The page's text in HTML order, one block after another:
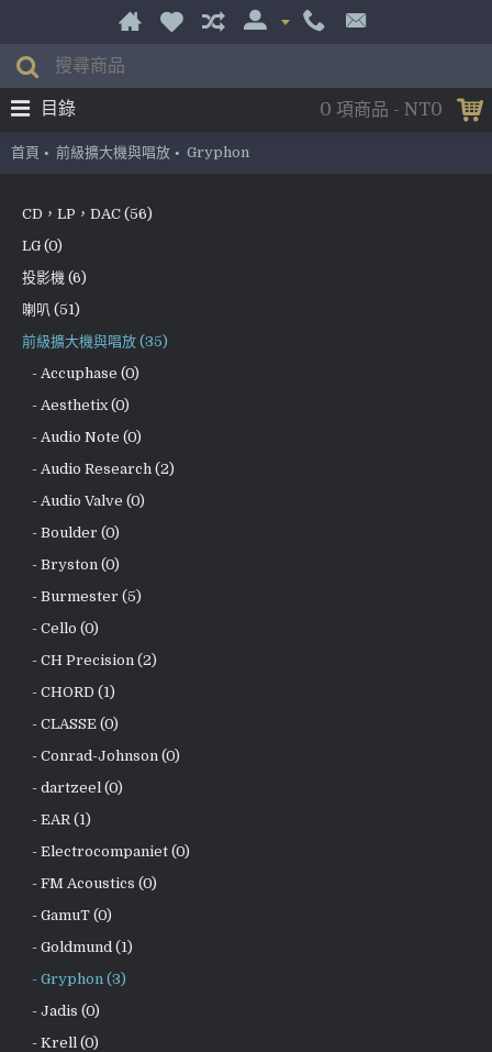
0 項商品 - NT0
目錄
首頁 前級擴大機與唱放 Gryphon
CD，LP，DAC (56)
LG (0)
投影機 (6)
喇叭 (51)
前級擴大機與唱放 (35)
- Accuphase (0)
- Aesthetix (0)
- Audio Note (0)
- Audio Research (2)
- Audio Valve (0)
- Boulder (0)
- Bryston (0)
- Burmester (5)
- Cello (0)
- CH Precision (2)
- CHORD (1)
- CLASSE (0)
- Conrad-Johnson (0)
- dartzeel (0)
- EAR (1)
- Electrocompaniet (0)
- FM Acoustics (0)
- GamuT (0)
- Goldmund (1)
- Gryphon (3)
- Jadis (0)
- Krell (0)